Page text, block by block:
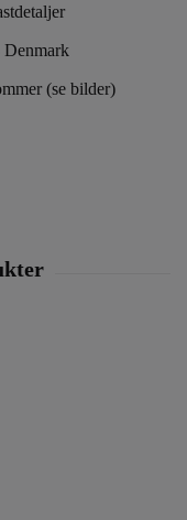
Denmark
(se bilder)